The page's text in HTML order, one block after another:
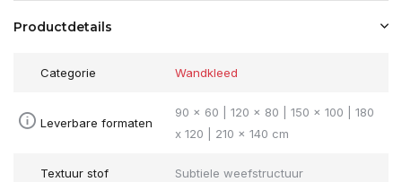
Productdetails
Categorie Wandkleed
Leverbare formaten
90 x 60 | 120 x 80 | 150 x 100 | 180
x 120 | 210 x 140 cm
Textuur stof Subtiele weefstructuur